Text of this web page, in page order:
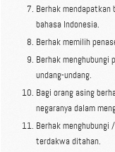
Berhak
bahasa Indonesia.
Berhak memilih
Berhak menghubungi
undang-undang.
Bagi orang asing
negaranya dalam
Berhak menghubungi
terdakwa ditahan.